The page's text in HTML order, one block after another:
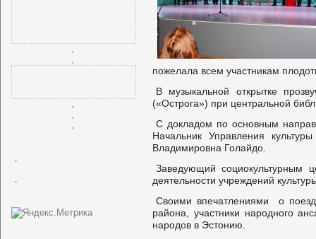
пожелала всем участникам
В музыкальной открытке
(«Острога») при центральной
С докладом по основным
Начальник Управления
Владимировна Голайдо.
Заведующий
деятельности учреждений
Своими впечатлениями о
района, участники народного
народов в Эстонию.